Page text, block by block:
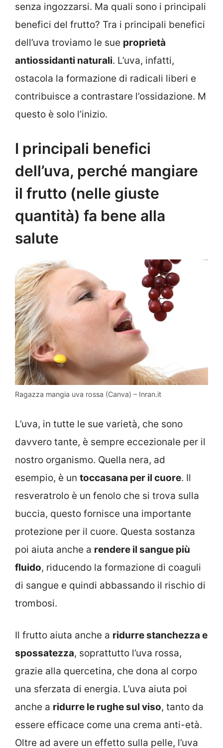
senza ingozzarsi. Ma quali sono i principali
benefici del frutto? Tra i principali benefici
dell’uva troviamo le sue proprietà
antiossidanti naturali. L’uva, infatti,
ostacola la formazione di radicali liberi e
contribuisce a contrastare l’ossidazione. M
questo è solo l’inizio.
I principali benefici
dell’uva, perché mangiare
il frutto (nelle giuste
quantità) fa bene alla
salute
Ragazza mangia uva rossa (Canva) – Inran.it
L’uva, in tutte le sue varietà, che sono
davvero tante, è sempre eccezionale per il
nostro organismo. Quella nera, ad
esempio, è un toccasana per il cuore. Il
resveratrolo è un fenolo che si trova sulla
buccia, questo fornisce una importante
protezione per il cuore. Questa sostanza
poi aiuta anche a rendere il sangue più
fluido, riducendo la formazione di coaguli
di sangue e quindi abbassando il rischio di
trombosi.
Il frutto aiuta anche a ridurre stanchezza e
spossatezza, soprattutto l’uva rossa,
grazie alla quercetina, che dona al corpo
una sferzata di energia. L’uva aiuta poi
anche a ridurre le rughe sul viso, tanto da
essere efficace come una crema anti-età.
Oltre ad avere un effetto sulla pelle, l’uva